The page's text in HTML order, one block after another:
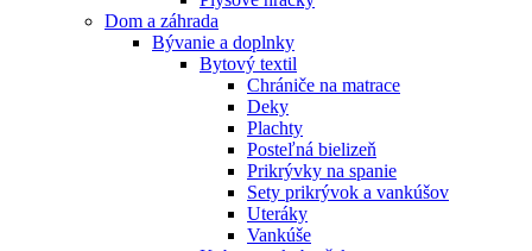
Dom a záhrada
Bývanie a doplnky
Bytový textil
Chrániče na matrace
Deky
Plachty
Posteľná bielizeň
Prikrývky na spanie
Sety prikrývok a vankúšov
Uteráky
Vankúše